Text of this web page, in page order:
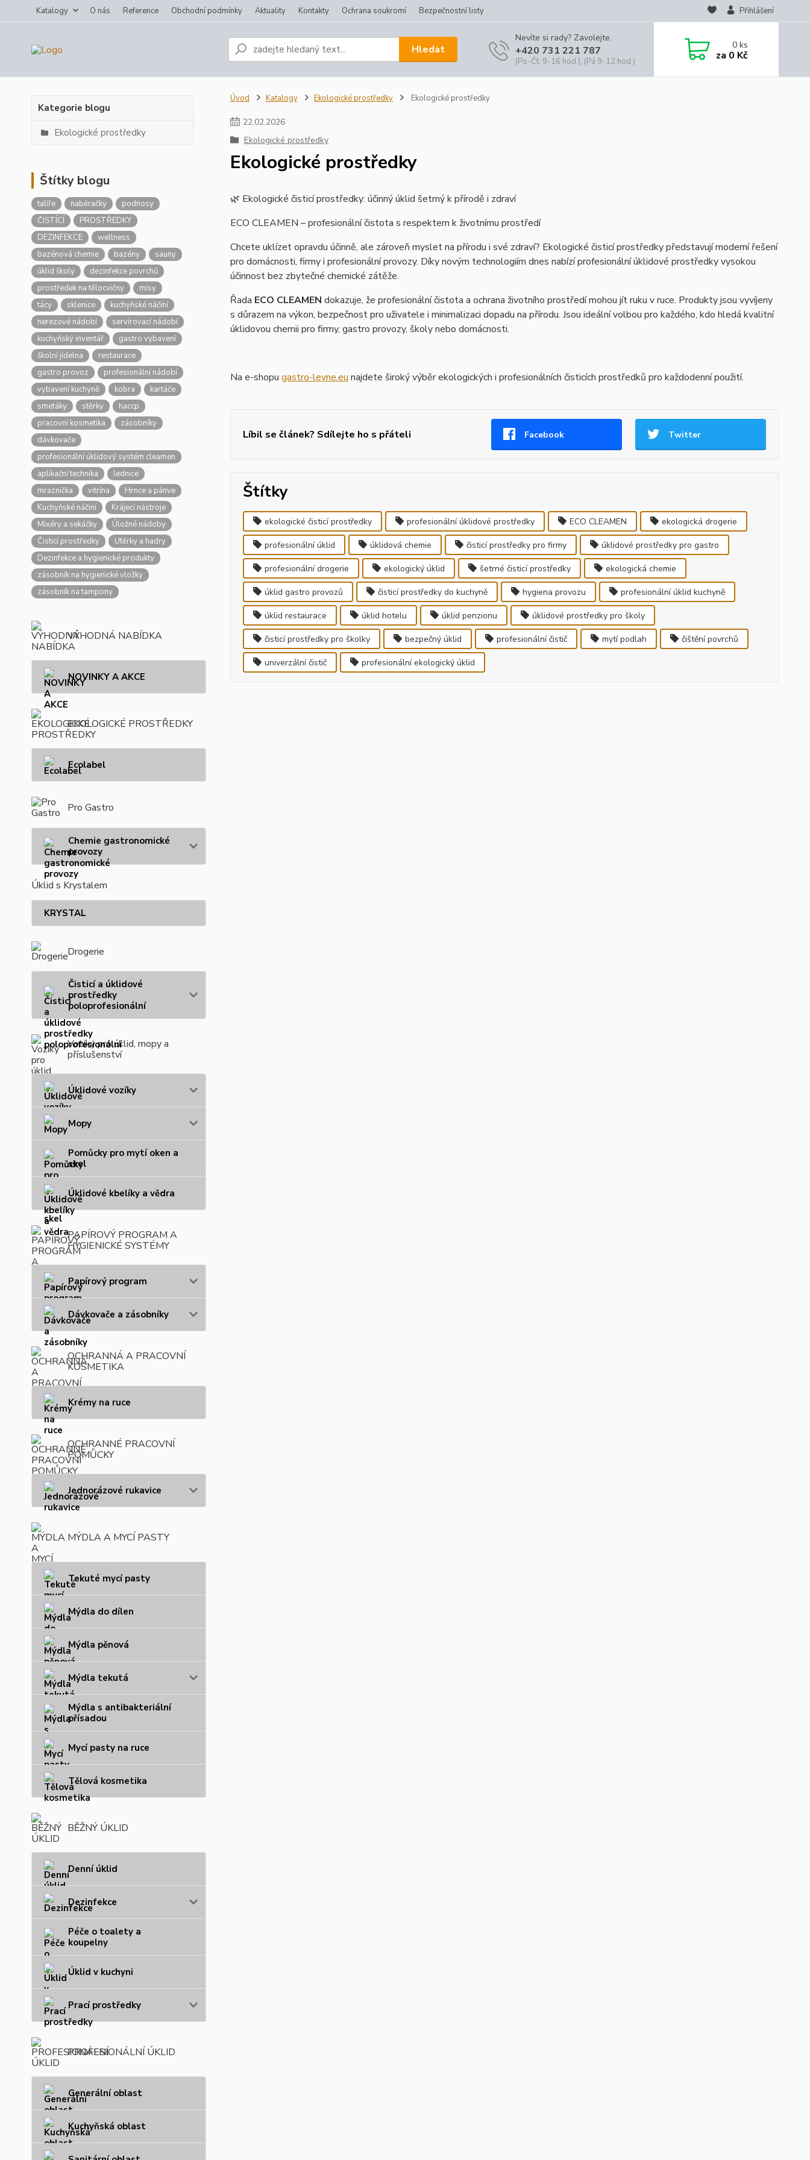
Katalogy O nás Reference Obchodní podmínky Aktuality Kontakty Ochrana soukromí Bezpečnostní listy Přihlášení
Hledat
Nevíte si rady? Zavolejte.
+420 731 221 787
(Po-Čt, 9-16 hod.), (Pá 9-12 hod.)
0ks
za 0 Kč
Kategorie blogu
Ekologické prostředky
Štítky blogu
talíře naběračky
podnosy
ČISTÍCÍ
PROSTŘEDKY
DEZINFEKCE
wellness
bazénová chemie
bazény
sauny
úklid školy
dezinfekce povrchů
prostředek na tělocvičny
mísy
tácy
sklenice
kuchyňské náčiní
nerezové nádobí
servírovací nádobí
kuchyňský inventář
gastro vybavení
školní jídelna
restaurace
gastro provoz
profesionální nádobí
vybavení kuchyně
kobra
kartáče
smetáky
stěrky
haccp
pracovní kosmetika
zásobníky
dávkovače
profesionální úklidový systém cleamen
aplikační technika
lednice
mraznička
vitrína
Hrnce a pánve
Kuchyňské náčiní
Krájecí nástroje
Mixéry a sekáčky
Úložné nádoby
Čisticí prostředky
Utěrky a hadry
Dezinfekce a hygienické produkty
zásobník na hygienické vložky
zásobník na tampony
VÝHODNÁ NABÍDKA
NOVINKY A AKCE
EKOLOGICKÉ PROSTŘEDKY
Ecolabel
Pro Gastro
Chemie gastronomické
provozy
Úklid s Krystalem
KRYSTAL
Drogerie
Čisticí a úklidové
prostředky
poloprofesionální
Vozíky pro úklid, mopy a
příslušenství
Úklidové vozíky
Mopy
Pomůcky pro mytí oken a
skel
Úklidové kbelíky a vědra
PAPÍROVÝ PROGRAM A
HYGIENICKÉ SYSTÉMY
Papírový program
Dávkovače a zásobníky
OCHRANNÁ A PRACOVNÍ
KOSMETIKA
Krémy na ruce
OCHRANNÉ PRACOVNÍ
POMŮCKY
Jednorázové rukavice
MÝDLA A MYCÍ PASTY
Tekuté mycí pasty
Mýdla do dílen
Mýdla pěnová
Mýdla tekutá
Mýdla s antibakteriální
přísadou
Mycí pasty na ruce
Tělová kosmetika
BĚŽNÝ ÚKLID
Denní úklid
Dezinfekce
Péče o toalety a
koupelny
Úklid v kuchyni
Prací prostředky
PROFESIONÁLNÍ ÚKLID
Generální oblast
Kuchyňská oblast
Úvod Katalogy Ekologické prostředky Ekologické prostředky
22.02.2026
Ekologické prostředky
Ekologické prostředky
🌿 Ekologické čisticí prostředky: účinný úklid šetrný k přírodě i zdraví
ECO CLEAMEN – profesionální čistota s respektem k životnímu prostředí
Chcete uklízet opravdu účinně, ale zároveň myslet na přírodu i své zdraví? Ekologické čisticí prostředky představují moderní řešení
pro domácnosti, firmy i profesionální provozy. Díky novým technologiím dnes nabízí profesionální úklidové prostředky vysokou
účinnost bez zbytečné chemické zátěže.
Řada ECO CLEAMEN dokazuje, že profesionální čistota a ochrana životního prostředí mohou jít ruku v ruce. Produkty jsou vyvíjeny
s důrazem na výkon, bezpečnost pro uživatele i minimalizaci dopadu na přírodu. Jsou ideální volbou pro každého, kdo hledá kvalitní
úklidovou chemii pro firmy, gastro provozy, školy nebo domácnosti.
Na e-shopu gastro-levne.eu najdete široký výběr ekologických i profesionálních čisticích prostředků pro každodenní použití.
Líbil se článek? Sdílejte ho s přáteli Facebook Twitter
Štítky
ekologické čisticí prostředky profesionální úklidové prostředky ECO CLEAMEN ekologická drogerie
profesionální úklid úklidová chemie čisticí prostředky pro firmy úklidové prostředky pro gastro
profesionální drogerie ekologický úklid šetrné čisticí prostředky ekologická chemie
úklid gastro provozů čisticí prostředky do kuchyně hygiena provozu profesionální úklid kuchyně
úklid restaurace úklid hotelu úklid penzionu úklidové prostředky pro školy
čisticí prostředky pro školky bezpečný úklid profesionální čistič mytí podlah čištění povrchů
univerzální čistič profesionální ekologický úklid